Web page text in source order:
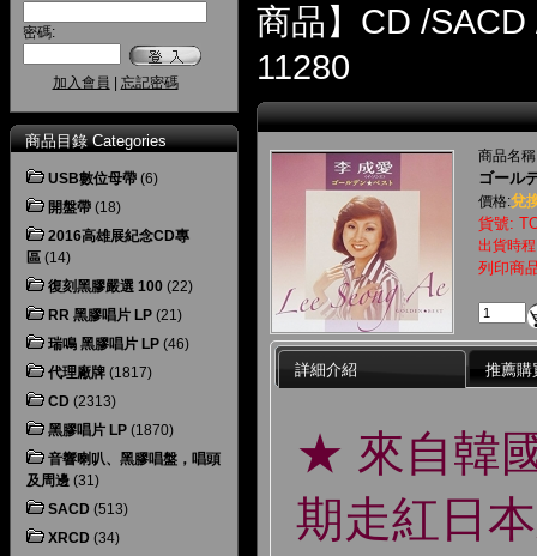
密碼:
加入會員 忘記密碼
商品目錄 Categories
USB數位母帶 (6)
開盤帶 (18)
2016高雄展紀念CD專
區 (14)
復刻黑膠嚴選 100 (22)
RR 黑膠唱片 LP (21)
瑞鳴 黑膠唱片 LP (46)
代理廠牌 (1817)
CD (2313)
黑膠唱片 LP (1870)
音響喇叭、黑膠唱盤，唱頭
及周邊 (31)
SACD (513)
XRCD (34)
商品】CD /
11280
商品名
ゴール
價格:兌
貨號:
出貨時
列印商
詳細介紹 推薦購
★ 來自韓
期走紅日